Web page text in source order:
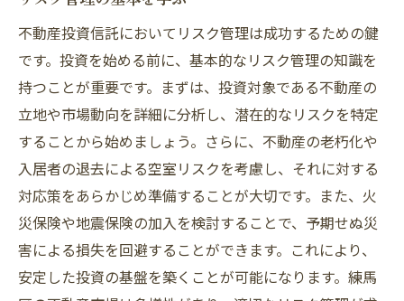
不動産投資信託においてリスク管理は成功するための鍵
です。投資を始める前に、基本的なリスク管理の知識を
持つことが重要です。まずは、投資対象である不動産の
立地や市場動向を詳細に分析し、潜在的なリスクを特定
することから始めましょう。さらに、不動産の老朽化や
入居者の退去による空室リスクを考慮し、それに対する
対応策をあらかじめ準備することが大切です。また、火
災保険や地震保険の加入を検討することで、予期せぬ災
害による損失を回避することができます。これにより、
安定した投資の基盤を築くことが可能になります。練馬